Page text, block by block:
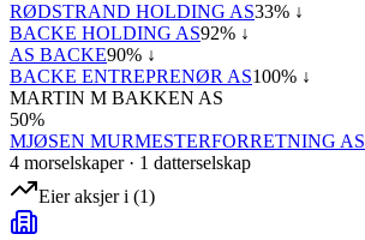
RØDSTRAND HOLDING AS33% ↓
BACKE HOLDING AS92% ↓
AS BACKE90% ↓
BACKE ENTREPRENØR AS100% ↓
MARTIN M BAKKEN AS
50%
MJØSEN MURMESTERFORRETNING AS
4 morselskaper· 1 datterselskap
Eier aksjer i (1)